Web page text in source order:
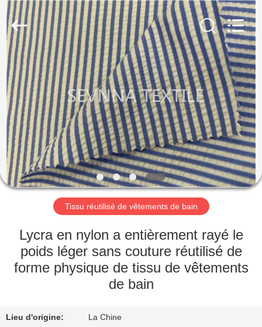
MAISON
PRODUITS
VR
SHOW
AU
SUJET
DE
NOUS
2019
2026
SEVNNA
TEXTILE.
Rights
Reserved.
Tissu réutilisé de vêtements de bain
Lycra en nylon a entièrement rayé le
poids léger sans couture réutilisé de
forme physique de tissu de vêtements
de bain
Lieu d'origine: La Chine